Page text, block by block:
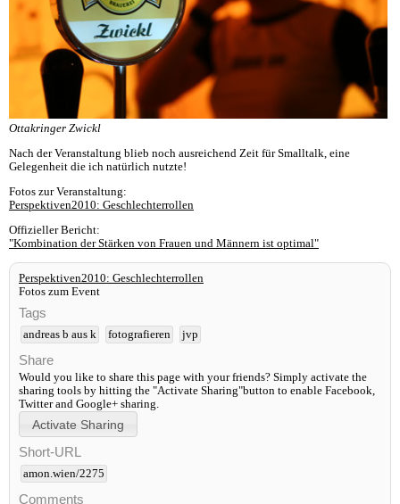
Ottakringer Zwickl
Nach der Veranstaltung blieb noch ausreichend Zeit für Smalltalk, eine
Gelegenheit die ich natürlich nutzte!
Fotos zur Veranstaltung:
Perspektiven2010: Geschlechterrollen
Offizieller Bericht:
"Kombination der Stärken von Frauen und Männern ist optimal"
Perspektiven2010: Geschlechterrollen
Fotos zum Event
Tags
andreas b aus k fotografieren jvp
Share
Would you like to share this page with your friends? Simply activate the
sharing tools by hitting the "Activate Sharing"button to enable Facebook,
Twitter and Google+ sharing.
Short-URL
amon.wien/2275
Comments